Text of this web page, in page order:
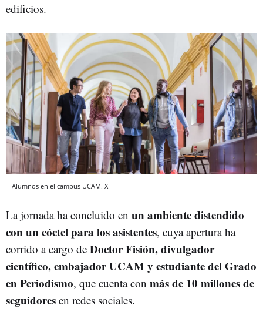
edificios.
Alumnos en el campus UCAM. X
La jornada ha concluido en un ambiente distendido
con un cóctel para los asistentes, cuya apertura ha
corrido a cargo de Doctor Fisión, divulgador
científico, embajador UCAM y estudiante del Grado
en Periodismo, que cuenta con más de 10 millones de
seguidores en redes sociales.